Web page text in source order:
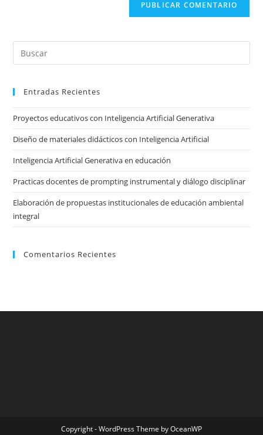
Entradas Recientes
Proyectos educativos con Inteligencia Artificial Generativa
Diseño de materiales didácticos con Inteligencia Artificial
Inteligencia Artificial Generativa en educación
Practicas docentes de prompting instrumental y diálogo disciplinar
Elaboración de propuestas institucionales de educación ambiental
integral
Comentarios Recientes
Copyright - WordPress Theme by OceanWP